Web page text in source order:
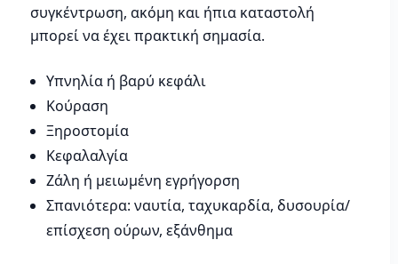
συγκέντρωση, ακόμη και ήπια καταστολή
μπορεί να έχει πρακτική σημασία.
Υπνηλία ή βαρύ κεφάλι
Κούραση
Ξηροστομία
Κεφαλαλγία
Ζάλη ή μειωμένη εγρήγορση
Σπανιότερα: ναυτία, ταχυκαρδία, δυσουρία/
επίσχεση ούρων, εξάνθημα